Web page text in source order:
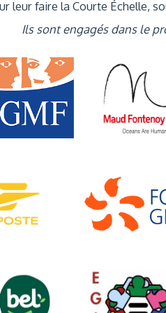
leur faire la Courte Échelle,
Ils sont engagés dans le